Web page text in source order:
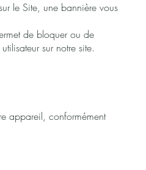
le Site, une bannière vous
de bloquer ou de
sur notre site.
appareil, conformément